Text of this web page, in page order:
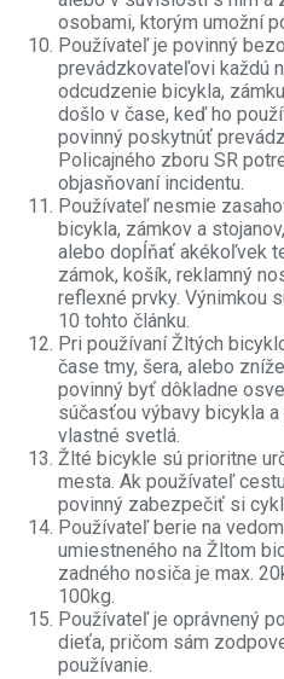
osobami, ktorým umožní
Používateľ je povinný
prevádzkovateľovi každú
odcudzenie bicykla,
došlo v čase, keď ho
povinný poskytnúť
Policajného zboru SR
objasňovaní incidentu.
Používateľ nesmie
bicykla, zámkov a
alebo dopĺňať akékoľvek
zámok, košík, reklamný
reflexné prvky. Výnimkou
10 tohto článku.
Pri používaní Žltých
čase tmy, šera, alebo
povinný byť dôkladne
súčasťou výbavy bicykla
vlastné svetlá.
Žlté bicykle sú prioritne
mesta. Ak používateľ
povinný zabezpečiť si
Používateľ berie na
umiestneného na Žltom
zadného nosiča je max.
100kg.
Používateľ je oprávnený
dieťa, pričom sám
používanie.